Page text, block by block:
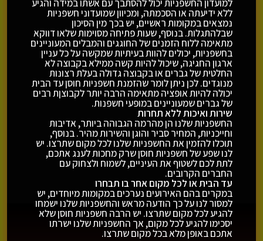
למועדון החשפניות יכול להסתבך עם אשתו במידה והגיע
ללא ידיעתה או הסכמתה, ומכיוון שמועדוני חשפניות
נמצאים במקומות ראשיים, יש בכך מין הסיכון
שבלהתגלות. בנוסף, שעות פתיחה מסוימות שלאו דווקא
מתאימה ללוח הזמנים של החוגגים והמבלים המעוניינים
בחשפניות, יכולים להוות בעיתיות שמקשה על כל עניין
ארגון החגיגה, שיכול להיות קשה ממילא בקבוצה לא
החלטית של גברים או בקבוצה גדולה בעלת רצונות
מנוגדים. לכן ניתן לומר שהזמנת חשפניות חוסן עד הבית
יכולה להיות אופציה מתאימה הרבה יותר לקבוצןת רבים
של גברים שמעוניינים במופעי חשפנות.
שירות ואיכות ללא תחרות
החשפניות שלנו הן מהרמה הגבוהה ביותר, אדיבות
וחייכניות, המחיר סביר והוגן והשירות מהיר. בנוסף,
תוכלו להזמין את החשפניות שלנו לכל מקום שתרצו. יש
לנו שפע של חשפניות חוסן שרק מחכות לענג אתכם,
לתת לכם לשטוף את העיניים, לשמוח ולצחוק עם
החברים הקרובים.
עד הבית או לכל מקום אחר בו תבחרו
במקרים בהם האירועים נערכים במקומות מיוחדים, יש
למסור לנו על כך הודעה מראש והחשפניות שלנו ישמחו
להגיע לכל מקום שתרצו. יש הרבה חשפניות חוסן שלא
יסכימו להגיע לכל מקום, אך החשפניות שלנו ישרתו
אתכם באופן מלא בכל מקום שתרצו.